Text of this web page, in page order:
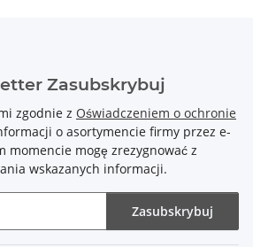
Zasubskrybuj
zgodnie z Oświadczeniem o ochronie
o asortymencie firmy przez e-
momencie mogę zrezygnować z
wskazanych informacji.
Zasubskrybuj